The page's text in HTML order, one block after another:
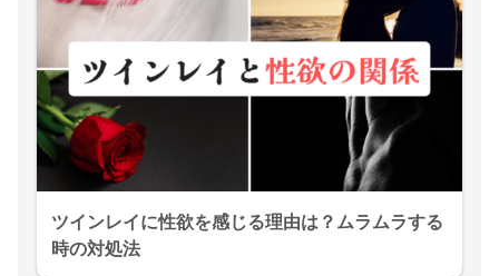
ツインレイに性欲を感じる理由は？ムラムラする
時の対処法